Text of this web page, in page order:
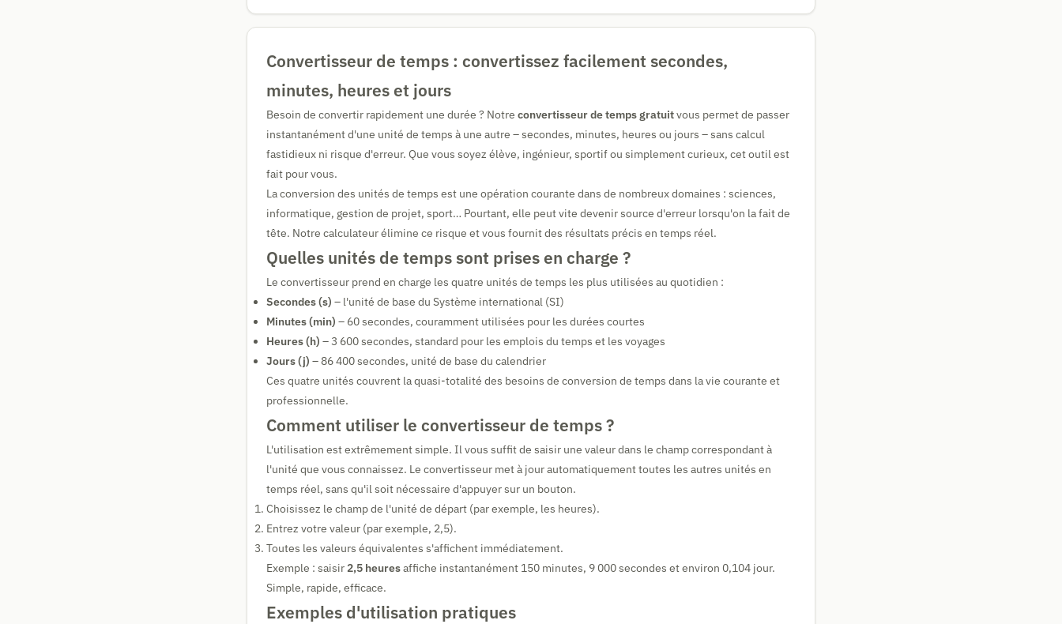
Convertisseur de temps : convertissez facilement secondes,
minutes, heures et jours
Besoin de convertir rapidement une durée ? Notre convertisseur de temps gratuitvous permet de passer
instantanément d'une unité de temps à une autre – secondes, minutes, heures ou jours – sans calcul
fastidieux ni risque d'erreur. Que vous soyez élève, ingénieur, sportif ou simplement curieux, cet outil est
fait pour vous.
La conversion des unités de temps est une opération courante dans de nombreux domaines : sciences,
informatique, gestion de projet, sport… Pourtant, elle peut vite devenir source d'erreur lorsqu'on la fait de
tête. Notre calculateur élimine ce risque et vous fournit des résultats précis en temps réel.
Quelles unités de temps sont prises en charge ?
Le convertisseur prend en charge les quatre unités de temps les plus utilisées au quotidien :
Secondes (s) – l'unité de base du Système international (SI)
Minutes (min) – 60 secondes, couramment utilisées pour les durées courtes
Heures (h) – 3 600 secondes, standard pour les emplois du temps et les voyages
Jours (j) – 86 400 secondes, unité de base du calendrier
Ces quatre unités couvrent la quasi-totalité des besoins de conversion de temps dans la vie courante et
professionnelle.
Comment utiliser le convertisseur de temps ?
L'utilisation est extrêmement simple. Il vous suffit de saisir une valeur dans le champ correspondant à
l'unité que vous connaissez. Le convertisseur met à jour automatiquement toutes les autres unités en
temps réel, sans qu'il soit nécessaire d'appuyer sur un bouton.
Choisissez le champ de l'unité de départ (par exemple, les heures).
Entrez votre valeur (par exemple, 2,5).
Toutes les valeurs équivalentes s'affichent immédiatement.
Exemple : saisir 2,5 heuresaffiche instantanément 150 minutes, 9 000 secondes et environ 0,104 jour.
Simple, rapide, efficace.
Exemples d'utilisation pratiques